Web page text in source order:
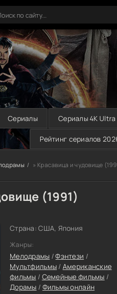
Сериалы Сериалы 4K Ultra
Рейтинг сериалов
» Красавица и чудовище
(1991)
Страна: США, Япония
Жанры:
Мелодрамы /Фэнтези /
Мультфильмы / Американские
фильмы / Семейные фильмы /
Дорамы / Фильмы онлайн